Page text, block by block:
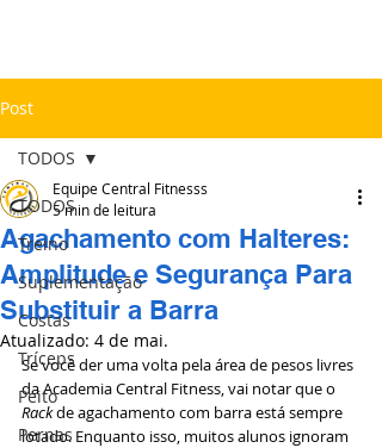
Post
TODOS
Treino
Suplementação
Costas
Tríceps
Peito
Pernas
TODOS
Agachamento com Halteres:
Amplitude e Segurança Para
Substituir a Barra
Equipe Central Fitnesss
5 min de leitura
Atualizado: 4 de mai.
Se você der uma volta pela área de pesos livres
da Academia Central Fitness, vai notar que o
Rack de agachamento com barra está sempre
lotado. Enquanto isso, muitos alunos ignoram